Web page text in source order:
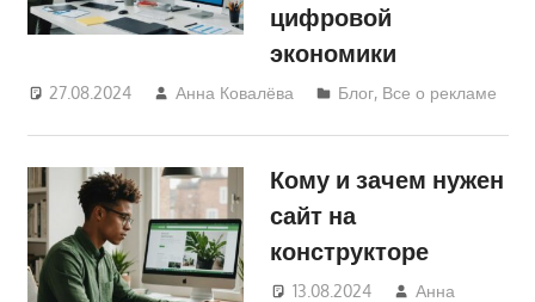
цифровой
экономики
27.08.2024 Анна Ковалёва Блог, Все о рекламе
Кому и зачем нужен
сайт на
конструкторе
13.08.2024
Анна